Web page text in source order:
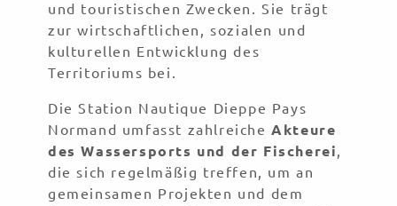
und touristischen Zwecken. Sie trägt
zur wirtschaftlichen, sozialen und
kulturellen Entwicklung des
Territoriums bei.
Die Station Nautique Dieppe Pays
Normand umfasst zahlreicheAkteure
des Wassersports und der Fischerei,
die sich regelmäßig treffen, um an
gemeinsamen Projekten und dem